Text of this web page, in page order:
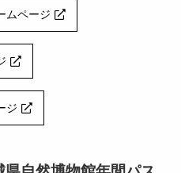
ムページ
ジ